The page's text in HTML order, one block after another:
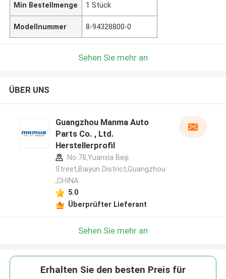
Min Bestellmenge 1 Stück
Modellnummer 8-94328800-0
Sehen Sie mehr an
ÜBER UNS
Guangzhou Manma Auto
Parts Co. , Ltd.
Herstellerprofil
No.78,Yuanxia Beiji
Street,Baiyun District,Guangzhou
,CHINA
5.0
Überprüfter Lieferant
Sehen Sie mehr an
Erhalten Sie den besten Preis für